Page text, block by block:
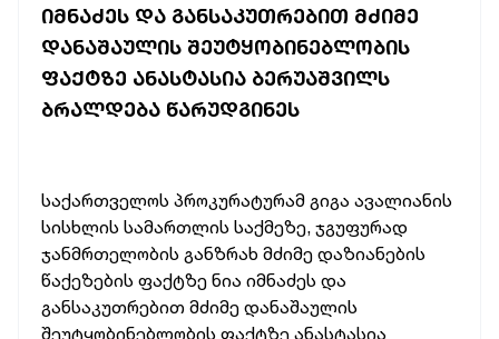
ᲘᲛᲜᲐᲫᲔᲡ ᲓᲐ ᲒᲐᲜᲡᲐᲙᲣᲗᲠᲔᲑᲘᲗ ᲛᲫᲘᲛᲔ
ᲓᲐᲜᲐᲨᲐᲣᲚᲘᲡ ᲨᲔᲣᲢᲧᲝᲑᲘᲜᲔᲑᲚᲝᲑᲘᲡ
ᲤᲐᲥᲢᲖᲔ ᲐᲜᲐᲡᲢᲐᲡᲘᲐ ᲑᲔᲠᲣᲐᲨᲕᲘᲚᲡ
ᲑᲠᲐᲚᲓᲔᲑᲐ ᲬᲐᲠᲣᲓᲒᲘᲜᲔᲡ
საქართველოს პროკურატურამ გიგა ავალიანის
სისხლის სამართლის საქმეზე, ჯგუფურად
ჯანმრთელობის განზრახ მძიმე დაზიანების
წაქეზების ფაქტზე ნია იმნაძეს და
განსაკუთრებით მძიმე დანაშაულის
შეუტყობინებლობის ფაქტზე ანასტასია